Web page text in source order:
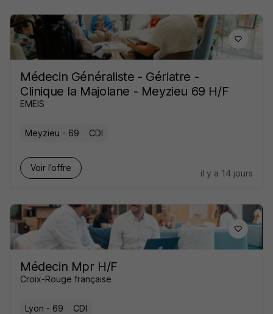
Médecin Généraliste - Gériatre -
Clinique la Majolane - Meyzieu 69 H/F
EMEIS
Meyzieu - 69 CDI
Voir l’offre
il y a 14 jours
Médecin Mpr H/F
Croix-Rouge française
Lyon - 69 CDI